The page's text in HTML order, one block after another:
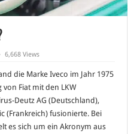
6,668 Views
die Marke Iveco im Jahr 1975
Fiat mit den LKW
Deutz AG (Deutschland),
(Frankreich) fusionierte. Bei
es sich um ein Akronym aus